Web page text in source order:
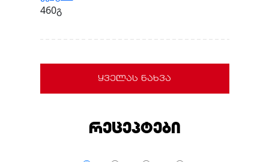
460გ
ყველას ნახვა
რეცეპტები